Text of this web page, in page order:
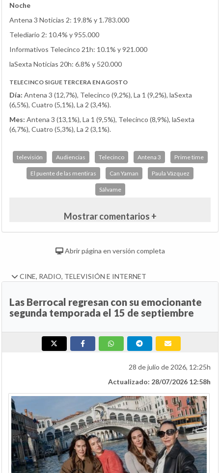
Noche
Antena 3 Noticias 2: 19.8% y 1.783.000
Telediario 2: 10.4% y 955.000
Informativos Telecinco 21h: 10.1% y 921.000
laSexta Noticias 20h: 6.8% y 520.000
TELECINCO SIGUE TERCERA EN AGOSTO
Día: Antena 3 (12,7%), Telecinco (9,2%), La 1 (9,2%), laSexta
(6,5%), Cuatro (5,1%), La 2 (3,4%).
Mes: Antena 3 (13,1%), La 1 (9,5%), Telecinco (8,9%), laSexta
(6,7%), Cuatro (5,3%), La 2 (3,1%).
televisión Audiencias Telecinco Antena 3 Prime time
El puente de las mentiras Can Yaman Paula Vázquez
Sálvame
Mostrar comentarios +
Abrir página en versión completa
CINE, RADIO, TELEVISIÓN E INTERNET
Las Berrocal regresan con su emocionante
segunda temporada el 15 de septiembre
28 de julio de 2026, 12:25h
Actualizado: 28/07/2026 12:58h